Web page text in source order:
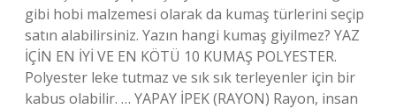
gibi hobi malzemesi olarak da kumaş türlerini seçip
satın alabilirsiniz. Yazın hangi kumaş giyilmez? YAZ
İÇİN EN İYİ VE EN KÖTÜ 10 KUMAŞ POLYESTER.
Polyester leke tutmaz ve sık sık terleyenler için bir
kabus olabilir. … YAPAY İPEK (RAYON) Rayon, insan